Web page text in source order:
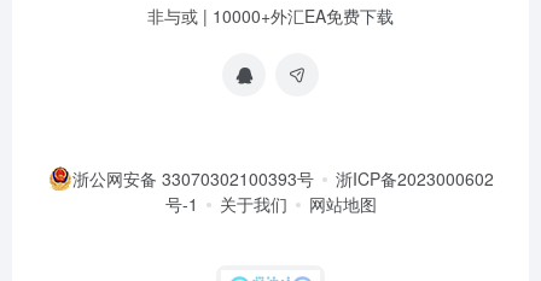
非与或 | 10000+外汇EA免费下载
浙公网安备 33070302100393号
浙ICP备2023000602
号-1
关于我们 网站地图